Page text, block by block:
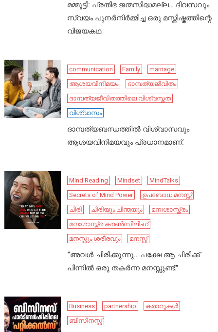
മമ്മൂട്ടി: പ്രതിഭ ജന്മസിദ്ധമല്ല… ദിവസവും
സ്വയം പുനർനിർമ്മിച്ച ഒരു മസ്തിഷ്കത്തിന്റെ
വിജയകഥ
communication Family
marriage
ആശയവിനിമയം
ദാമ്പത്യജീവിതം
ദാമ്പത്യജീവിതത്തിലെ വിശ്വസ്തത
വിശ്വാസം
ദാമ്പത്യബന്ധത്തിൽ വിശ്വാസവും
ആശയവിനിമയവും പ്രധാനമാണ്.
Mind Reading Mindset
MindTalks
Secrets of Mind Power
ഉപബോധ മനസ്സ്
ചിരി
ചിരിയും ചിന്തയും
മനഃശാസ്ത്രം
മനഃശാസ്ത്ര കൗൺസിലിംഗ്
മനസ്സും ശരീരവും
മനസ്സ്
“അവൾ ചിരിക്കുന്നു… പക്ഷേ ആ ചിരിക്ക്
പിന്നിൽ ഒരു തകർന്ന മനസ്സുണ്ട്.”
Business partnership
കരാറുകൾ
ബിസിനസ്സ്